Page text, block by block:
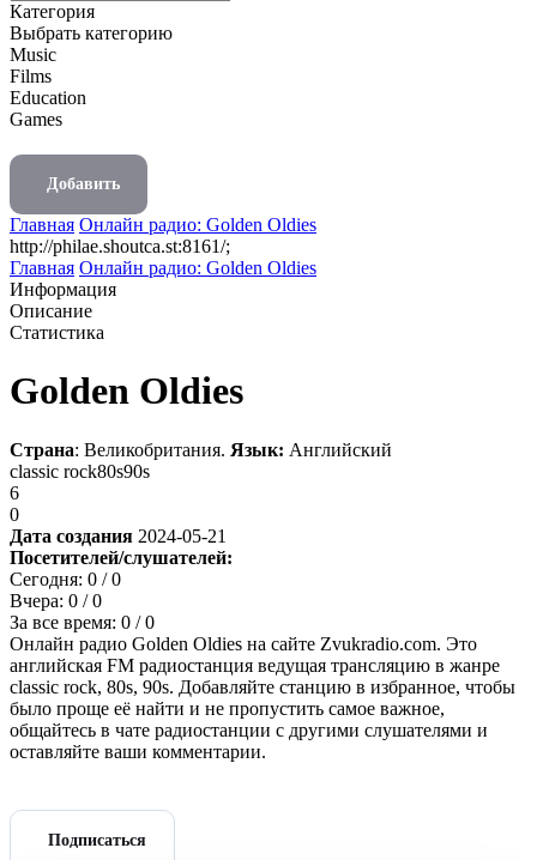
Категория
Выбрать категорию
Music
Films
Education
Games
Добавить
Главная Онлайн радио: Golden Oldies
http://philae.shoutca.st:8161/;
Главная Онлайн радио: Golden Oldies
Информация
Описание
Статистика
Golden Oldies
Страна: Великобритания. Язык: Английский
classic rock80s90s
6
0
Дата создания 2024-05-21
Посетителей/слушателей:
Сегодня: 0 / 0
Вчера: 0 / 0
За все время: 0 / 0
Онлайн радио Golden Oldies на сайте Zvukradio.com. Это
английская FM радиостанция ведущая трансляцию в жанре
classic rock, 80s, 90s. Добавляйте станцию в избранное, чтобы
было проще её найти и не пропустить самое важное,
общайтесь в чате радиостанции с другими слушателями и
оставляйте ваши комментарии.
Подписаться